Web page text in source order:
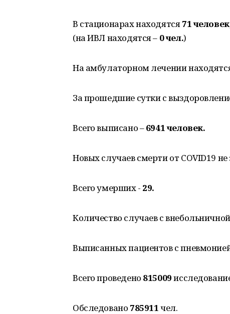
В стационарах находятся71 человек
(на ИВЛ находятся – 0 чел.)
На амбулаторном лечении
За прошедшие сутки с
Всего выписано –6941 человек.
Новых случаев смерти от COVID19 не
Всего умерших - 29.
Количество случаев с
Выписанных пациентов с
Всего проведено 815009
Обследовано 785911чел.